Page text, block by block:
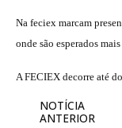
Na feciex marcam
onde são esperados
A FECIEX decorre até
NOTÍCIA
ANTERIOR